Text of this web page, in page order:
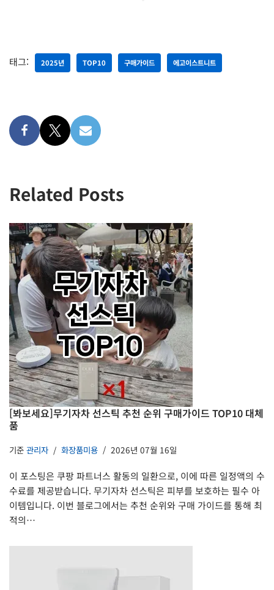
태그: 2025년 TOP10 구매가이드 에고이스트니트
Related Posts
[봐보세요]무기자차 선스틱 추천 순위 구매가이드 TOP10 대체
품
기준 관리자 화장품미용 2026년 07월 16일
이 포스팅은 쿠팡 파트너스 활동의 일환으로, 이에 따른 일정액의 수
수료를 제공받습니다. 무기자차 선스틱은 피부를 보호하는 필수 아
이템입니다. 이번 블로그에서는 추천 순위와 구매 가이드를 통해 최
적의…